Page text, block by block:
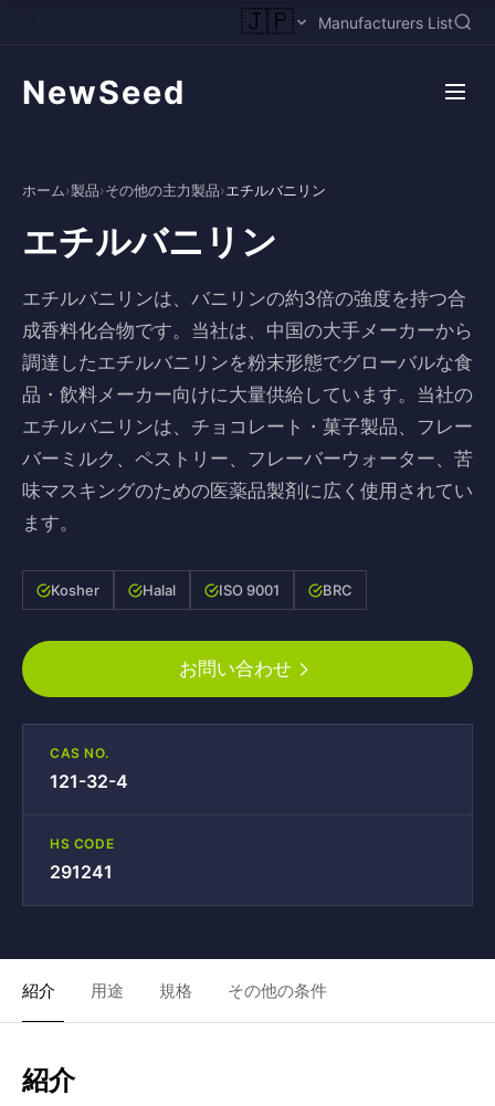
🇯🇵 Manufacturers List
NewSeed
ホーム›製品›その他の主力製品›エチルバニリン
エチルバニリン
エチルバニリンは、バニリンの約3倍の強度を持つ合
成香料化合物です。当社は、中国の大手メーカーから
調達したエチルバニリンを粉末形態でグローバルな食
品・飲料メーカー向けに大量供給しています。当社の
エチルバニリンは、チョコレート・菓子製品、フレー
バーミルク、ペストリー、フレーバーウォーター、苦
味マスキングのための医薬品製剤に広く使用されてい
ます。
Kosher Halal ISO 9001 BRC
お問い合わせ
CAS NO.
121-32-4
HS CODE
291241
紹介 用途 規格 その他の条件
紹介